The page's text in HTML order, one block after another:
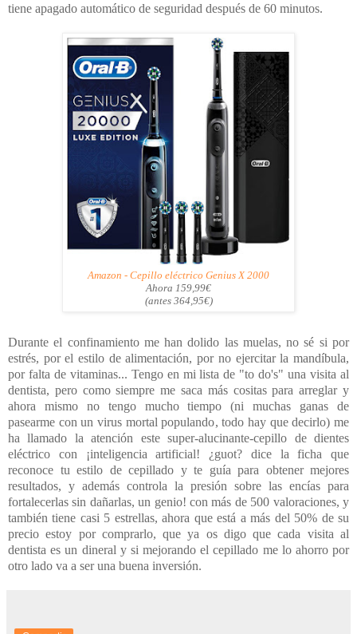
tiene apagado automático de seguridad después de 60 minutos.
Amazon - Cepillo eléctrico Genius X 2000
Ahora 159,99€
(antes 364,95€)
Durante el confinamiento me han dolido las muelas, no sé si por
estrés, por el estilo de alimentación, por no ejercitar la mandíbula,
por falta de vitaminas... Tengo en mi lista de "to do's" una visita al
dentista, pero como siempre me saca más cositas para arreglar y
ahora mismo no tengo mucho tiempo (ni muchas ganas de
pasearme con un virus mortal populando, todo hay que decirlo) me
ha llamado la atención este super-alucinante-cepillo de dientes
eléctrico con ¡inteligencia artificial! ¿guot? dice la ficha que
reconoce tu estilo de cepillado y te guía para obtener mejores
resultados, y además controla la presión sobre las encías para
fortalecerlas sin dañarlas, un genio! con más de 500 valoraciones, y
también tiene casi 5 estrellas, ahora que está a más del 50% de su
precio estoy por comprarlo, que ya os digo que cada visita al
dentista es un dineral y si mejorando el cepillado me lo ahorro por
otro lado va a ser una buena inversión.